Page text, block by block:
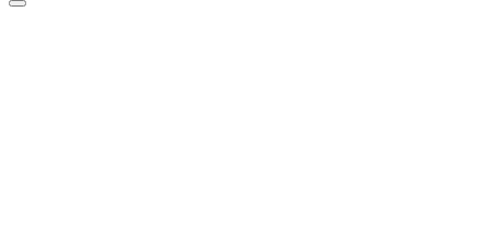
Navigationsmenü